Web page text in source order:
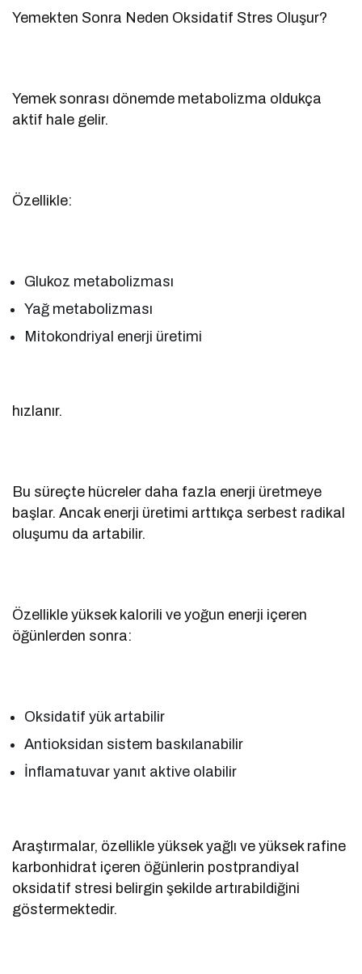
Yemekten Sonra Neden Oksidatif Stres Oluşur?
Yemek sonrası dönemde metabolizma oldukça
aktif hale gelir.
Özellikle:
Glukoz metabolizması
Yağ metabolizması
Mitokondriyal enerji üretimi
hızlanır.
Bu süreçte hücreler daha fazla enerji üretmeye
başlar. Ancak enerji üretimi arttıkça serbest radikal
oluşumu da artabilir.
Özellikle yüksek kalorili ve yoğun enerji içeren
öğünlerden sonra:
Oksidatif yük artabilir
Antioksidan sistem baskılanabilir
İnflamatuvar yanıt aktive olabilir
Araştırmalar, özellikle yüksek yağlı ve yüksek rafine
karbonhidrat içeren öğünlerin postprandiyal
oksidatif stresi belirgin şekilde artırabildiğini
göstermektedir.